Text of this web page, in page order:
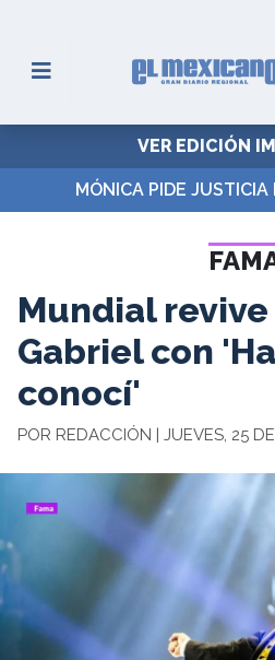
VER EDICIÓN
MÓNICA PIDE JUSTICIA
Mundial revive
Gabriel con
conocí'
POR REDACCIÓN | JUEVES, 25